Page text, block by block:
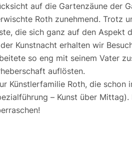
auf die Gartenzäune der
Roth zunehmend. Trotz
die sich ganz auf den Aspekt
Kunstnacht erhalten wir
so eng mit seinem Vater
auflösten.
Künstlerfamilie Roth, die schon
– Kunst über